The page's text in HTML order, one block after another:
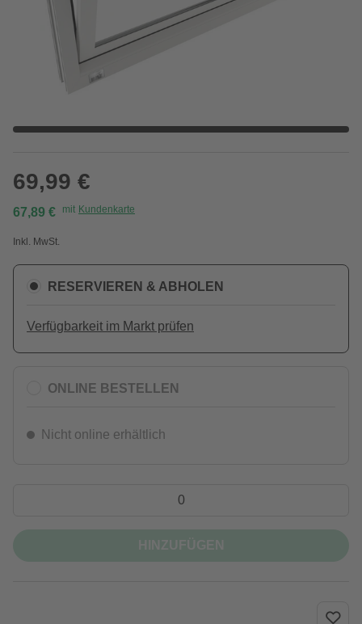
69,99 €
67,89 € mit Kundenkarte
Inkl. MwSt.
RESERVIEREN & ABHOLEN
Verfügbarkeit im Markt prüfen
ONLINE BESTELLEN
Nicht online erhältlich